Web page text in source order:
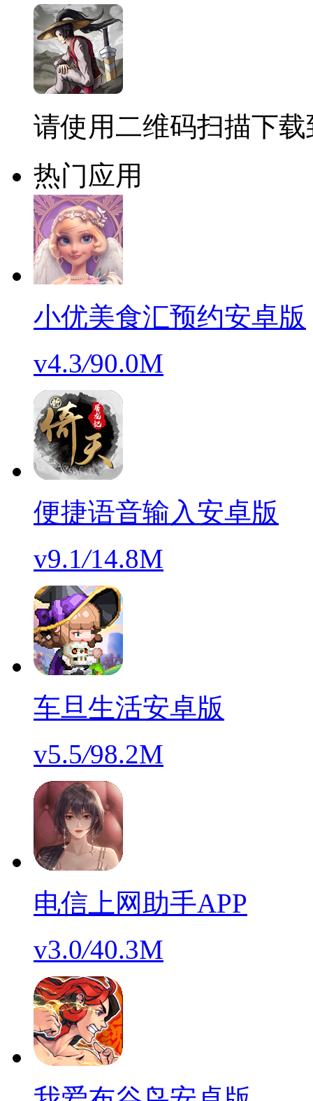
请使用二维码扫描下
热门应用
小优美食汇预约安卓版
v4.3/90.0M
便捷语音输入安卓版
v9.1/14.8M
车旦生活安卓版
v5.5/98.2M
电信上网助手APP
v3.0/40.3M